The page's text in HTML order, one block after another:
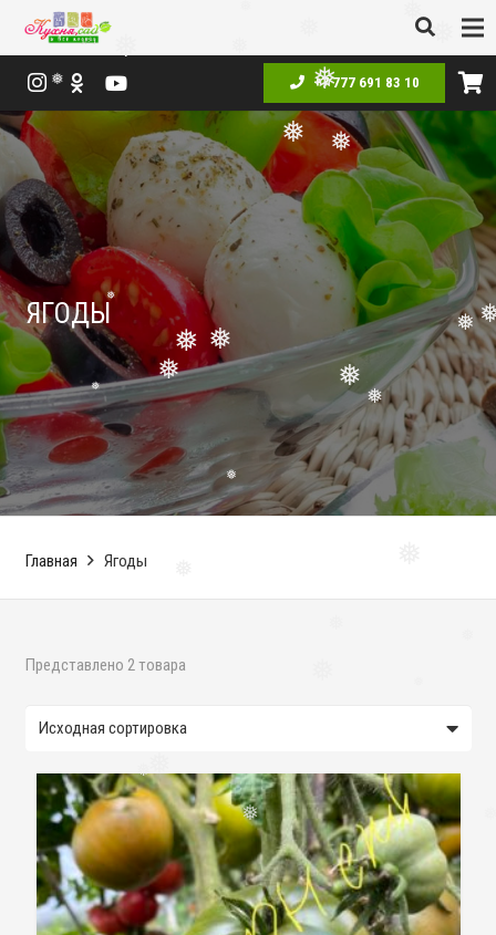
❅
❅
❅
❅
❅
❅
❅
❅
❅
❅
❅ ❅
❅
❅
❅
❅
❅
❅
❅ ❅
❅
❅
+7 777 691 83 10
ЯГОДЫ
Главная Ягоды
Представлено 2 товара